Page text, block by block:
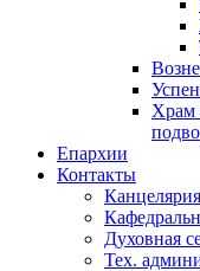
Храм
Епархии
Контакты
Канцелярия
Духовная
Тех.